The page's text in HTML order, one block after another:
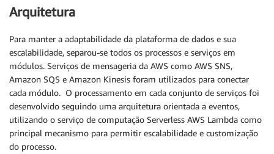
Arquitetura
Para manter a adaptabilidade da plataforma de dados e sua
escalabilidade, separou-se todos os processos e serviços em
módulos. Serviços de mensageria da AWS como AWS SNS,
Amazon SQS e Amazon Kinesis foram utilizados para conectar
cada módulo. O processamento em cada conjunto de serviços foi
desenvolvido seguindo uma arquitetura orientada a eventos,
utilizando o serviço de computação Serverless AWS Lambda como
principal mecanismo para permitir escalabilidade e customização
do processo.